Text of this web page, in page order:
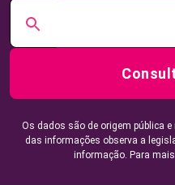
Os dados são de origem pública
das informações observa a
informação. Para